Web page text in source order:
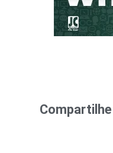
Compartilhe